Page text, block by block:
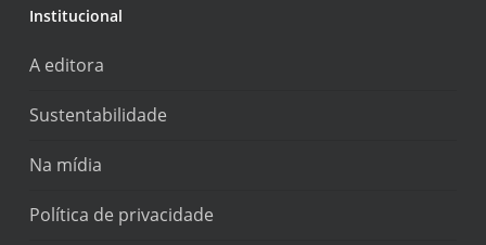
Institucional
A editora
Sustentabilidade
Na mídia
Política de privacidade